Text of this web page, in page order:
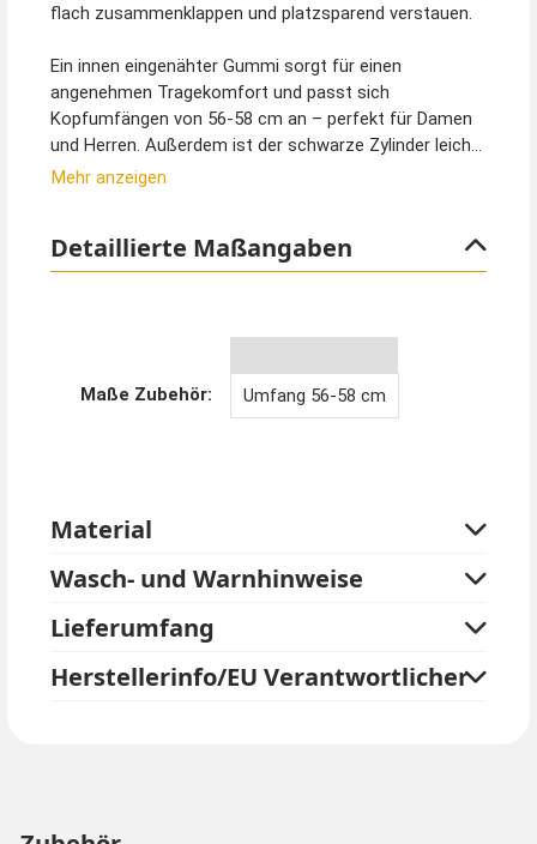
flach zusammenklappen und platzsparend verstauen.
Ein innen eingenähter Gummi sorgt für einen
angenehmen Tragekomfort und passt sich
Kopfumfängen von 56-58 cm an – perfekt für Damen
und Herren. Außerdem ist der schwarze Zylinder leicht
und durch das Gummiband drückt nichts.
Perfekt für Karneval, Steampunk-Looks, 20er-Jahre-
Kostüme, Gothic Vampire oder auch für Tanzshows
Mehr anzeigen
Detaillierte Maßangaben
Maße Zubehör: Umfang 56-58 cm
Material
Wasch- und Warnhinweise
Lieferumfang
Herstellerinfo/EU Verantwortlicher